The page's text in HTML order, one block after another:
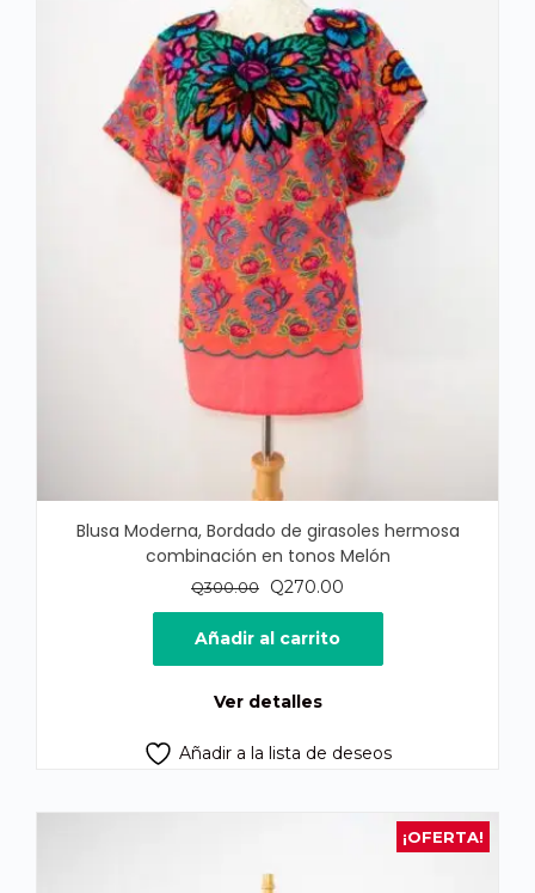
Blusa Moderna, Bordado de girasoles hermosa
combinación en tonos Melón
Q300.00
El
precio
original
era:
Q270.00
precio
es:
Añadir al carrito
Ver detalles
Añadir a la lista de deseos
¡OFERTA!